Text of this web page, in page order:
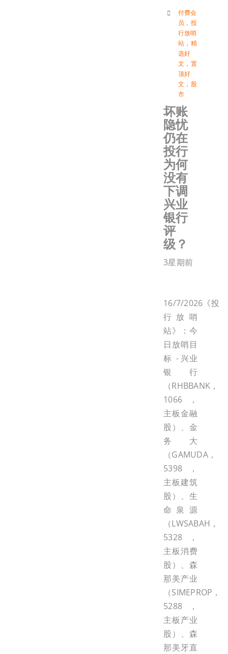
付费会
员 ， 投
行放哨
站 ， 精
选好
文 ， 置
顶好
文 ， 股
市
坏账
隐忧
仍在
投行
为何
没有
下调
兴业
银行
评
级？
3星期前
16/7/2026《投
行放哨
站》：今
日放哨目
标 - 兴业
银行
（RHBBANK，
1066，
主板金融
股）、金
务大
（GAMUDA，
5398，
主板建筑
股）、生
命泉源
（LWSABAH，
5328，
主板消费
股）、森
那美产业
（SIMEPROP，
5288，
主板产业
股）、森
那美牙直